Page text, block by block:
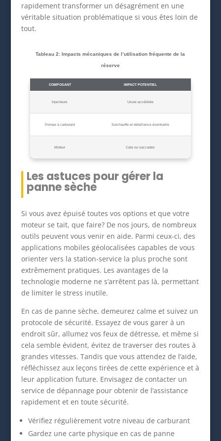
rapidement transformer un désagrément en une
véritable situation problématique si vous êtes loin de
tout.
Tableau 2: Impacts mécaniques de l’utilisation fréquente de la
réserve
COMPOSANT IMPACT POTENTIEL
Injecteurs Usure accélérée
Pompe à carburant Surchauffe et défaillance éventuelle
Moteur Cale ou saccades
Les astuces pour gérer la
panne sèche
Si vous avez épuisé toutes vos options et que votre
moteur se tait, que faire? De nos jours, de nombreux
outils peuvent vous venir en aide. Parmi ceux-ci, des
applications mobiles géolocalisées capables de vous
orienter vers la station-service la plus proche sont
extrêmement pratiques. Les avantages de la
technologie moderne ne s’arrêtent pas là, permettant
de limiter le stress inutile.
En cas de panne sèche, demeurez calme et suivez un
protocole de sécurité. Essayez de vous garer à un
endroit sûr, allumez vos feux de détresse, et même si
cela semble évident, évitez de traverser des routes à
grandes vitesses. Tandis que vous attendez de l’aide,
réfléchissez aux leçons tirées de cette expérience et à
leur application future. Envisagez de contacter un
service de dépannage pour obtenir de l’assistance
rapidement et en toute sécurité.
Vérifiez régulièrement votre niveau de carburant
Gardez une carte physique en cas de panne